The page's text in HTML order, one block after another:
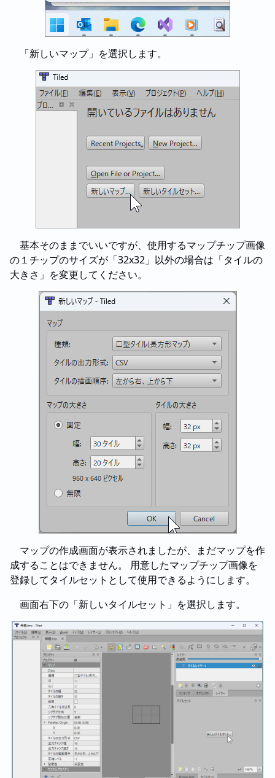
「新しいマップ」を選択します。
基本そのままでいいですが、使用するマップチップ画像
の１チップのサイズが「32x32」以外の場合は「タイルの
大きさ」を変更してください。
マップの作成画面が表示されましたが、まだマップを作
成することはできません。 用意したマップチップ画像を
登録してタイルセットとして使用できるようにします。
画面右下の「新しいタイルセット」を選択します。